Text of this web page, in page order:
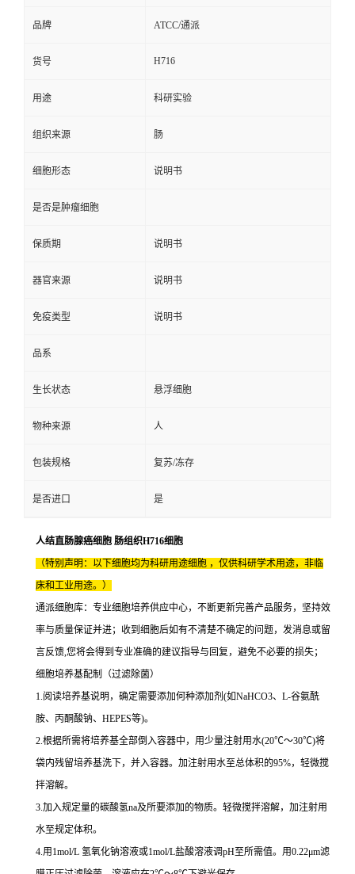
品牌 ATCC/通派
货号 H716
用途 科研实验
组织来源 肠
细胞形态 说明书
是否是肿瘤细胞
保质期 说明书
器官来源 说明书
免疫类型 说明书
品系
生长状态 悬浮细胞
物种来源 人
包装规格 复苏/冻存
是否进口 是
人结直肠腺癌细胞 肠组织H716细胞
（特别声明：以下细胞均为科研用途细胞 ，仅供科研学术用途，非临
床和工业用途。）
通派细胞库：专业细胞培养供应中心，不断更新完善产品服务，坚持效
率与质量保证并进；收到细胞后如有不清楚不确定的问题，发消息或留
言反馈,您将会得到专业准确的建议指导与回复，避免不必要的损失；
细胞培养基配制（过滤除菌）
1.阅读培养基说明，确定需要添加何种添加剂(如NaHCO3、L-谷氨酰
胺、丙酮酸钠、HEPES等)。
2.根据所需将培养基全部倒入容器中，用少量注射用水(20℃～30℃)将
袋内残留培养基洗下，并入容器。加注射用水至总体积的95%，轻微搅
拌溶解。
3.加入规定量的碳酸氢na及所要添加的物质。轻微搅拌溶解，加注射用
水至规定体积。
4.用1mol/L 氢氧化钠溶液或1mol/L盐酸溶液调pH至所需值。用0.22μm滤